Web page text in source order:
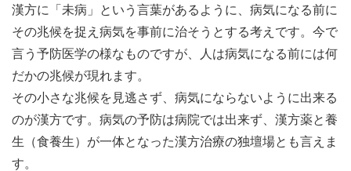
お問い合わせ
薬膳ブログ「日々塩梅」
漢方に「未病」という言葉があるように、病気になる前に
その兆候を捉え病気を事前に治そうとする考えです。今で
言う予防医学の様なものですが、人は病気になる前には何
だかの兆候が現れます。
その小さな兆候を見逃さず、病気にならないように出来る
のが漢方です。病気の予防は病院では出来ず、漢方薬と養
生（食養生）が一体となった漢方治療の独壇場とも言えま
す。